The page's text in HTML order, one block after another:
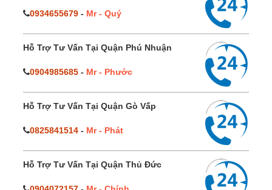
0934655679 - Mr - Quý
Hỗ Trợ Tư Vấn Tại Quận Phú Nhuận
0904985685 - Mr - Phước
Hỗ Trợ Tư Vấn Tại Quận Gò Vấp
0825841514 - Mr - Phát
Hỗ Trợ Tư Vấn Tại Quận Thủ Đức